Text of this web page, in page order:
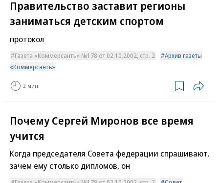
Правительство заставит регионы
заниматься детским спортом
протокол
Газета «Коммерсантъ» №178 от 02.10.2002, стр. 2
Архив газеты
«Коммерсантъ»
2 мин.
Почему Сергей Миронов все время
учится
Когда председателя Совета федерации спрашивают,
зачем ему столько дипломов, он